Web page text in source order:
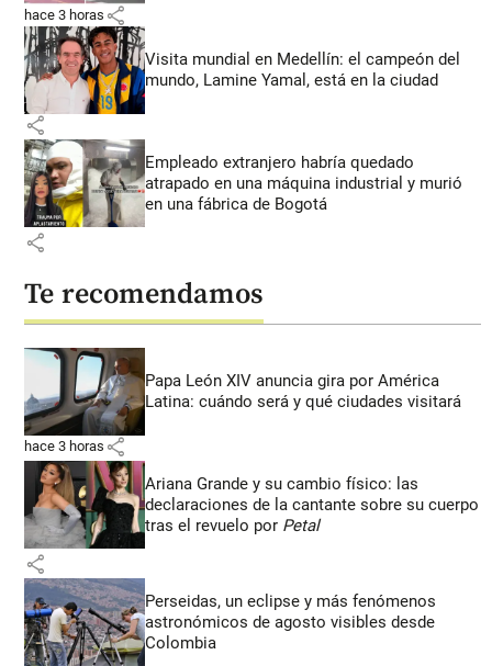
hace 3 horas share
Visita mundial en Medellín: el campeón del
mundo, Lamine Yamal, está en la ciudad
share
Empleado extranjero habría quedado
atrapado en una máquina industrial y murió
en una fábrica de Bogotá
share
Te recomendamos
Papa León XIV anuncia gira por América
Latina: cuándo será y qué ciudades visitará
hace 3 horas share
Ariana Grande y su cambio físico: las
declaraciones de la cantante sobre su cuerpo
tras el revuelo por Petal
share
Perseidas, un eclipse y más fenómenos
astronómicos de agosto visibles desde
Colombia